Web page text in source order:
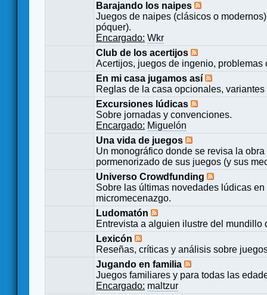
Barajando los naipes
Juegos de naipes (clásicos o
póquer).
Encargado: Wkr
Club de los acertijos
Acertijos, juegos de ingenio,
En mi casa jugamos así
Reglas de la casa opcionales,
Excursiones lúdicas
Sobre jornadas y convenciones.
Encargado: Miguelón
Una vida de juegos
Un monográfico donde se revisa la
pormenorizado de sus juegos (y sus
Universo Crowdfunding
Sobre las últimas novedades lúdicas
micromecenazgo.
Ludomatón
Entrevista a alguien ilustre del mundillo
Lexicón
Reseñas, críticas y análisis sobre
Jugando en familia
Juegos familiares y para todas las
Encargado: maltzur